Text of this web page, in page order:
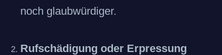
noch glaubwürdiger.
Rufschädigung oder Erpressung